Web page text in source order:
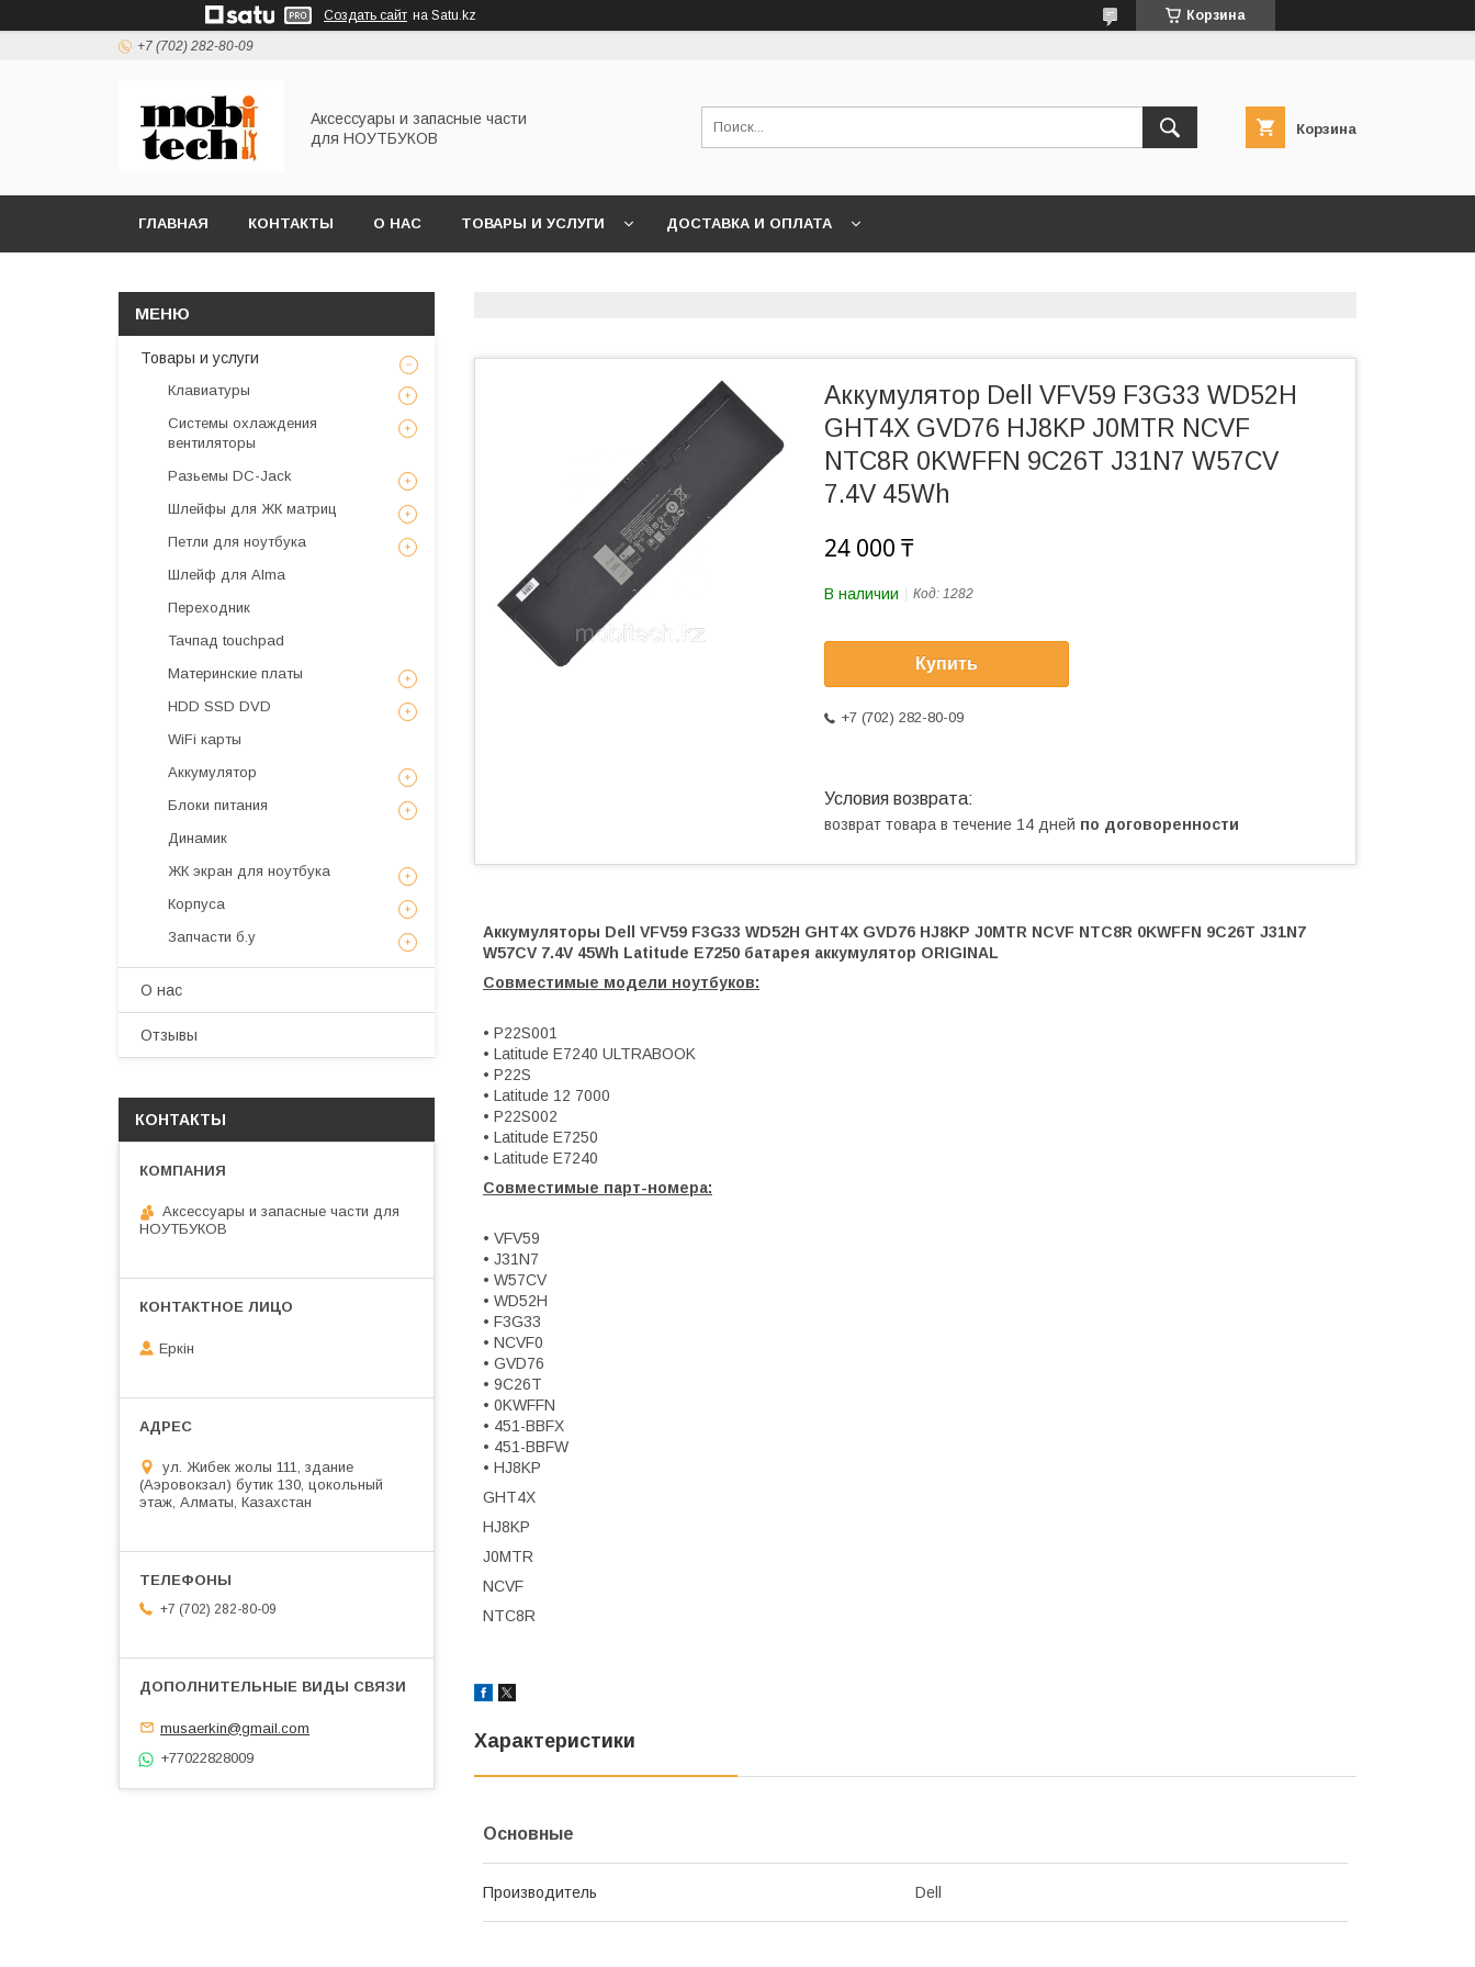
Создать сайт на Satu.kz Корзина
+7 (702) 282-80-09
Аксессуары и запасные части
для НОУТБУКОВ
Корзина
ГЛАВНАЯ КОНТАКТЫ О НАС ТОВАРЫ И УСЛУГИ ДОСТАВКА И ОПЛАТА
Аккумулятор Dell VFV59 F3G33 WD52H
GHT4X GVD76 HJ8KP J0MTR NCVF
NTC8R 0KWFFN 9C26T J31N7 W57CV
7.4V 45Wh
24 000 ₸
В наличии Код: 1282
Купить
+7 (702) 282-80-09
возврат товара в течение 14 дней по договоренности
Аккумуляторы Dell VFV59 F3G33 WD52H GHT4X GVD76 HJ8KP J0MTR NCVF NTC8R 0KWFFN 9C26T J31N7
W57CV 7.4V 45Wh Latitude E7250 батарея аккумулятор ORIGINAL
Совместимые модели ноутбуков:
• P22S001
• Latitude E7240 ULTRABOOK
• P22S
• Latitude 12 7000
• P22S002
• Latitude E7250
• Latitude E7240
Совместимые парт-номера:
• VFV59
• J31N7
• W57CV
• WD52H
• F3G33
• NCVF0
• GVD76
• 9C26T
• 0KWFFN
• 451-BBFX
• 451-BBFW
• HJ8KP
GHT4X
HJ8KP
J0MTR
NCVF
NTC8R
Характеристики
Основные
Производитель Dell
Товары и услуги
Клавиатуры
Системы охлаждения
вентиляторы
Разьемы DC-Jack
Шлейфы для ЖК матриц
Петли для ноутбука
Шлейф для Alma
Переходник
Тачпад touchpad
Материнские платы
HDD SSD DVD
WiFi карты
Аккумулятор
Блоки питания
Динамик
ЖК экран для ноутбука
Корпуса
Запчасти б.у
О нас
Отзывы
КОНТАКТЫ
Аксессуары и запасные части для
НОУТБУКОВ
Еркін
ул. Жибек жолы 111, здание
(Аэровокзал) бутик 130, цокольный
этаж, Алматы, Казахстан
+7 (702) 282-80-09
musaerkin@gmail.com
+77022828009